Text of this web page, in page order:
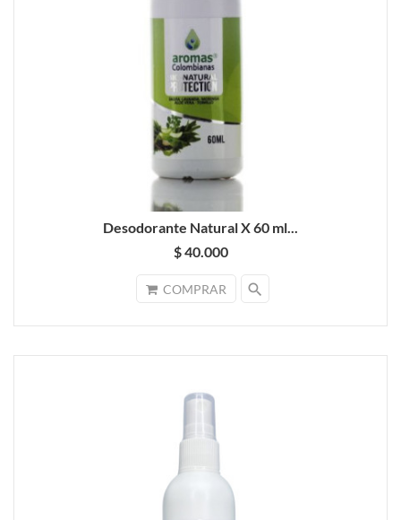
Desodorante Natural X 60 ml...
$ 40.000
COMPRAR search